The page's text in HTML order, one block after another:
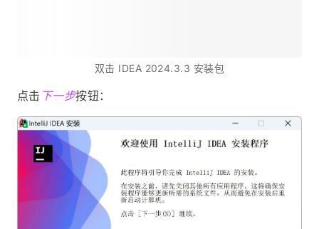
双击 IDEA 2024.3.3 安装包
点击 下一步按钮：